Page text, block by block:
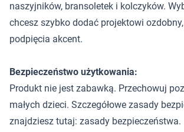
naszyjników, bransoletek i kolczyków.
chcesz szybko dodać projektowi
podpięcia akcent.
Bezpieczeństwo użytkowania:
Produkt nie jest zabawką. Przechowuj
małych dzieci. Szczegółowe zasady
znajdziesz tutaj: zasady bezpieczeństwa.